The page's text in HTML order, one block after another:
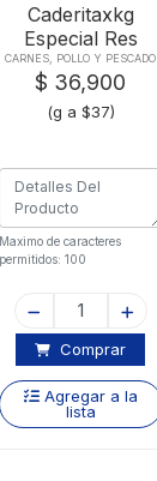
Caderitaxkg
Especial Res
CARNES, POLLO Y PESCADO
$ 36,900
(g a $37)
Maximo de caracteres
permitidos: 100
Comprar
Agregar a la
lista